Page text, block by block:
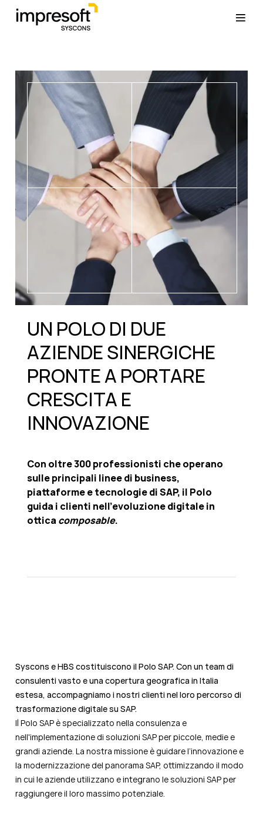
UN POLO DI DUE
AZIENDE SINERGICHE
PRONTE A PORTARE
CRESCITA E
INNOVAZIONE
Con oltre 300 professionisti che operano
sulle principali linee di business,
piattaforme e tecnologie di SAP, il Polo
guida i clienti nell’evoluzione digitale in
ottica composable.
Syscons e HBS costituiscono il Polo SAP. Con un team di
consulenti vasto e una copertura geografica in Italia
estesa, accompagniamo i nostri clienti nel loro percorso di
trasformazione digitale su SAP.
Il Polo SAP è specializzato nella consulenza e
nell'implementazione di soluzioni SAP per piccole, medie e
grandi aziende. La nostra missione è guidare l’innovazione e
la modernizzazione del panorama SAP, ottimizzando il modo
in cui le aziende utilizzano e integrano le soluzioni SAP per
raggiungere il loro massimo potenziale.